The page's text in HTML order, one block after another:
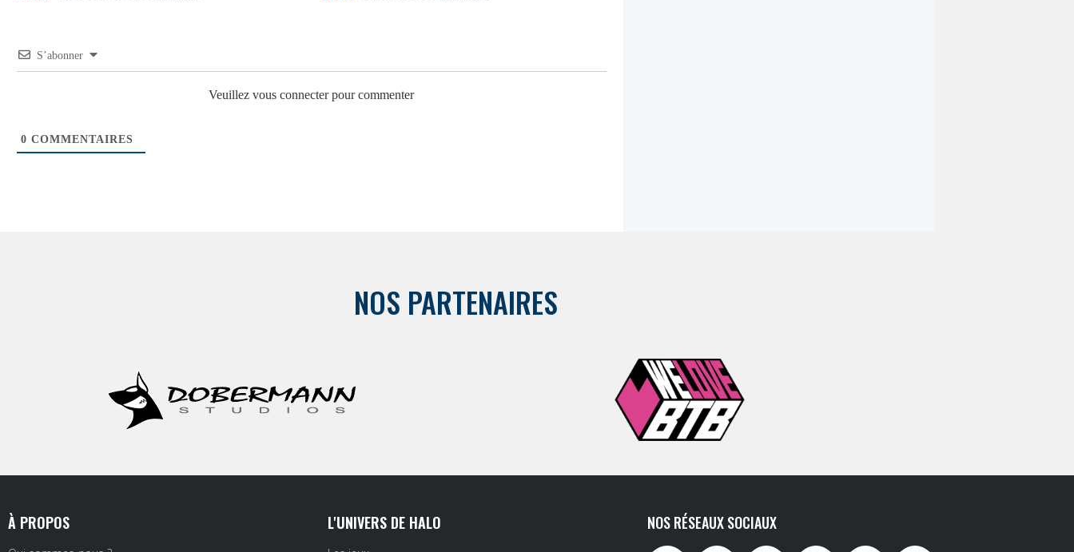
S’abonner
Veuillez vous connecter pour commenter
0 COMMENTAIRES
NOS PARTENAIRES
À PROPOS L'UNIVERS DE HALO NOS RÉSEAUX SOCIAUX